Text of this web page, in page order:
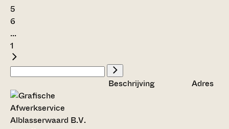
5
6
...
1
Beschrijving Adres